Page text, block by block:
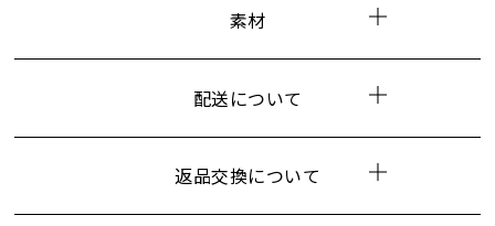
素材
配送について
返品交換について